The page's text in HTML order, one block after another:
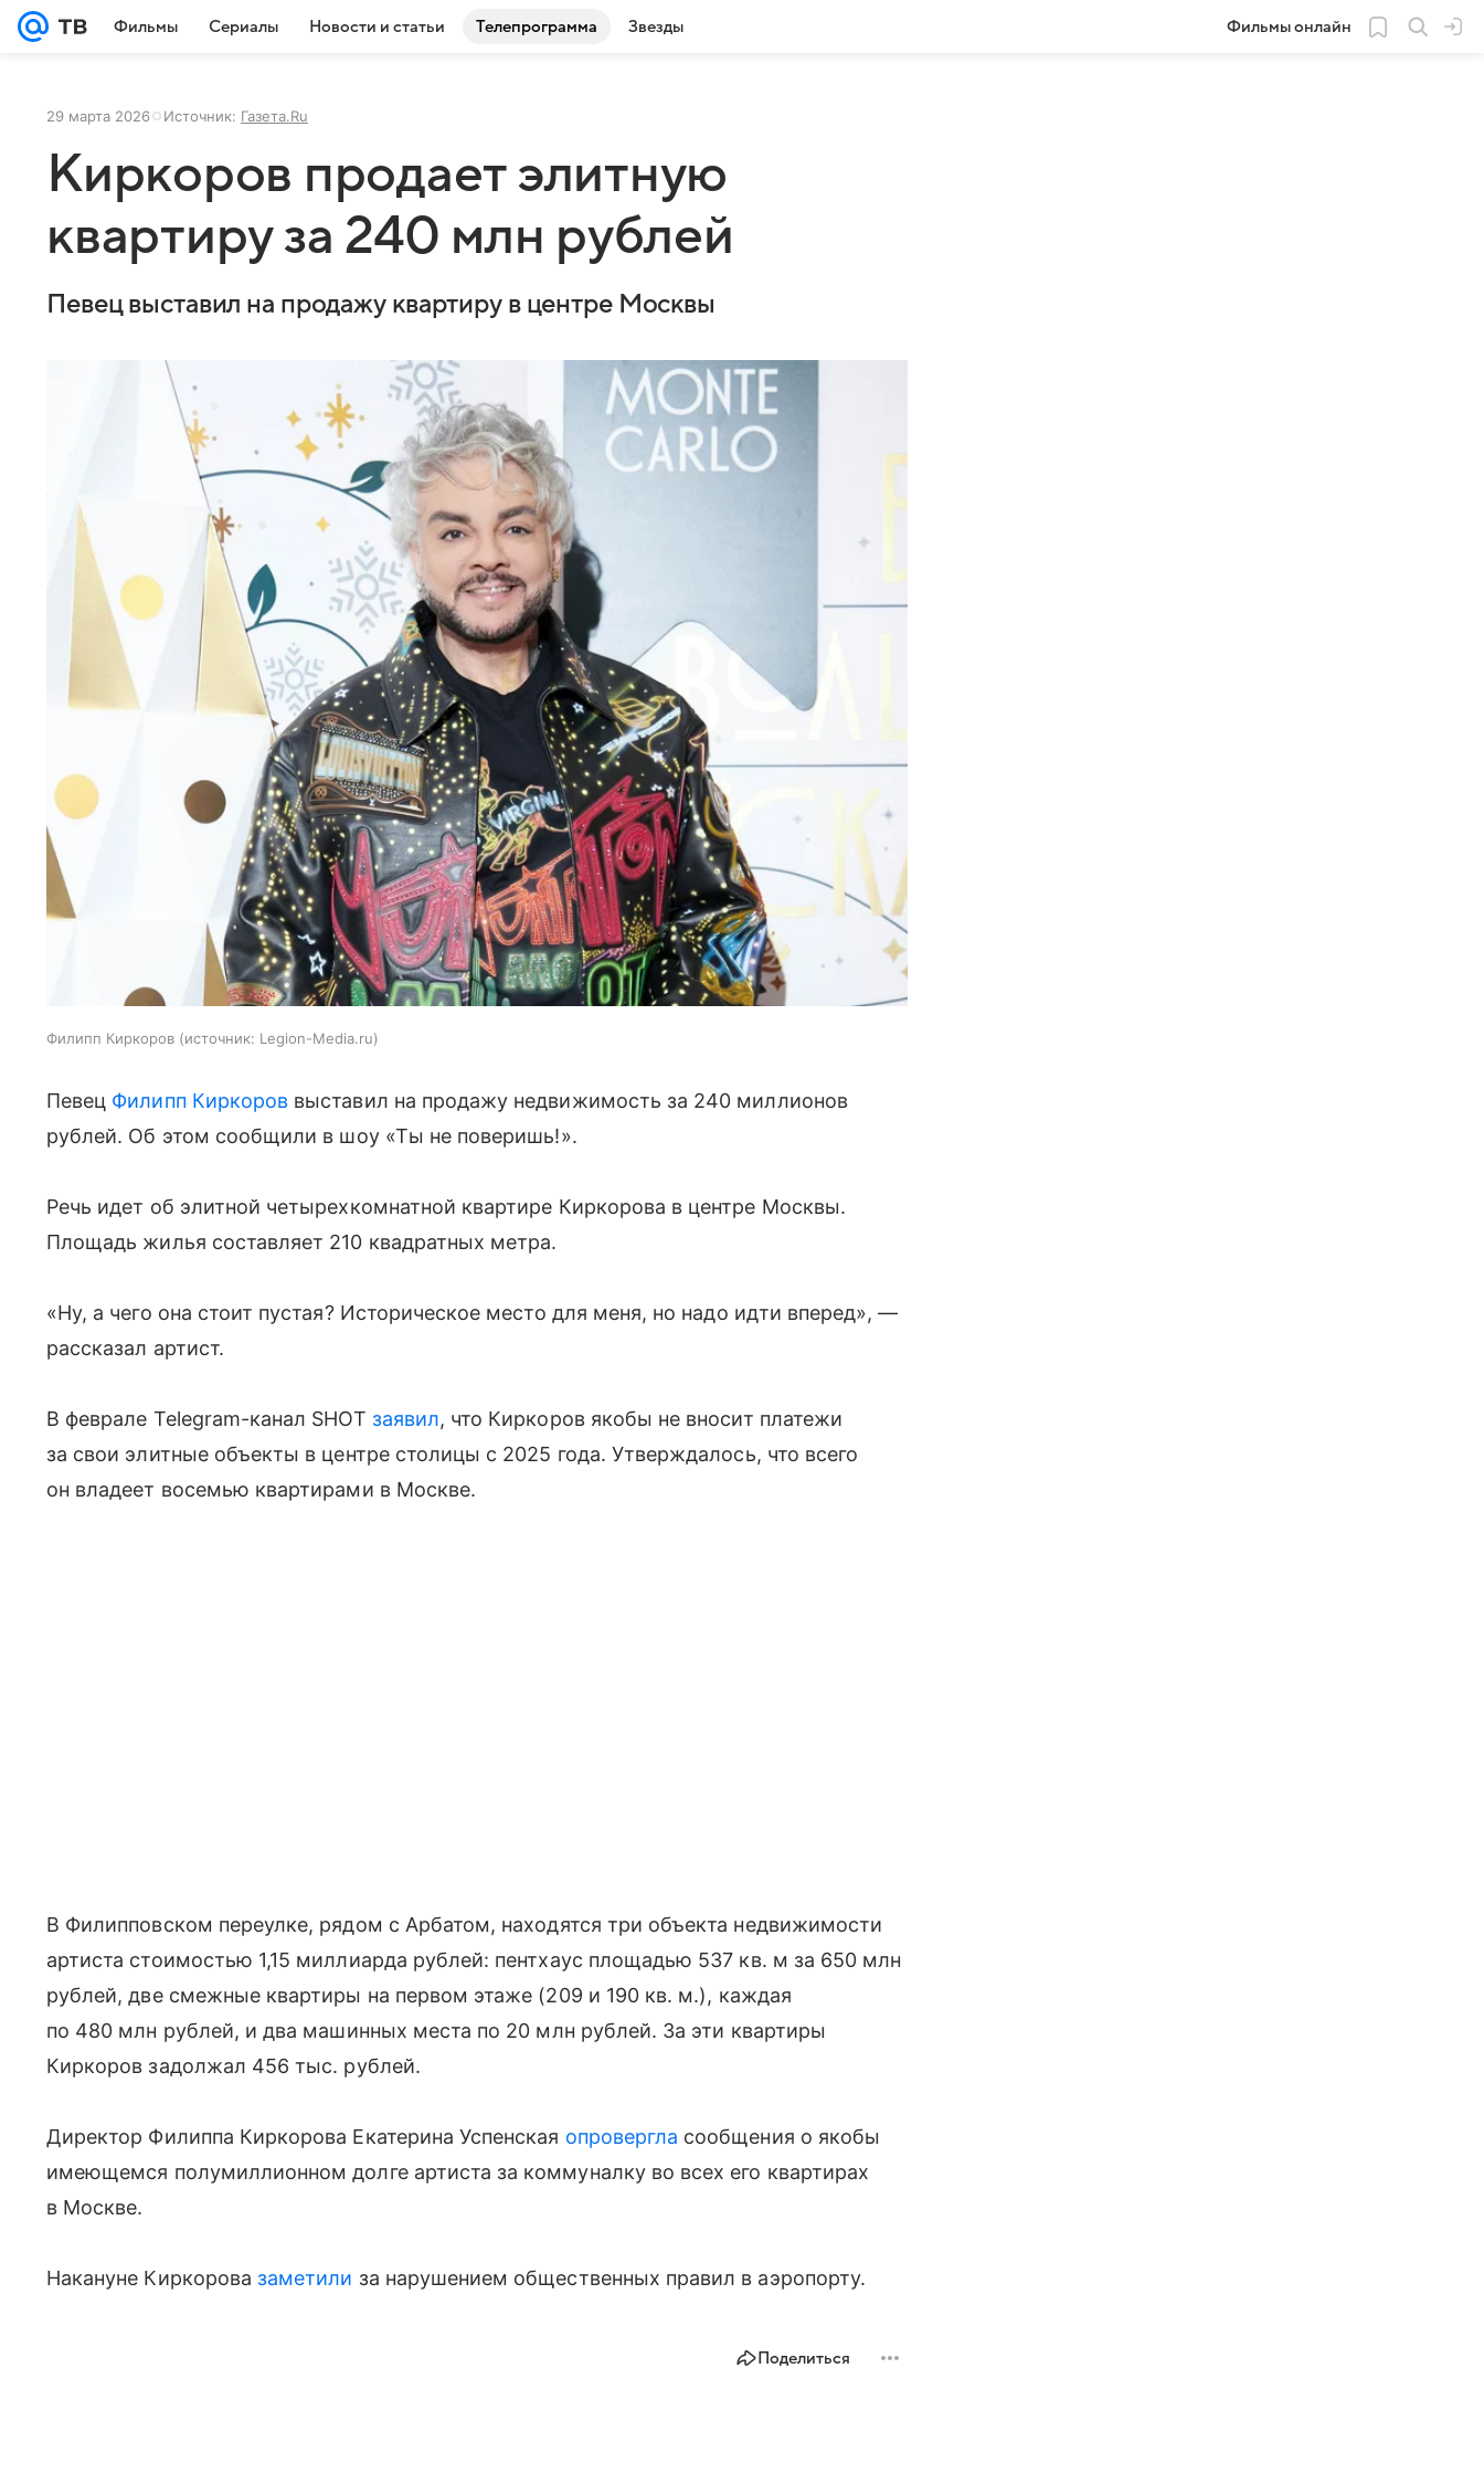
Фильмы Сериалы Новости и статьи Телепрограмма Звезды Фильмы онлайн
29 марта 2026 Источник: Газета.Ru
Киркоров продает элитную
квартиру за 240 млн рублей
Певец выставил на продажу квартиру в центре Москвы
Филипп Киркоров источник: Legion-Media.ru
Певец Филипп Киркоров выставил на продажу недвижимость за 240 миллионов
рублей. Об этом сообщили в шоу «Ты не поверишь!».
Речь идет об элитной четырехкомнатной квартире Киркорова в центре Москвы.
Площадь жилья составляет 210 квадратных метра.
«Ну, а чего она стоит пустая? Историческое место для меня, но надо идти вперед», —
рассказал артист.
В феврале Telegram-канал SHOT заявил, что Киркоров якобы не вносит платежи
за свои элитные объекты в центре столицы с 2025 года. Утверждалось, что всего
он владеет восемью квартирами в Москве.
В Филипповском переулке, рядом с Арбатом, находятся три объекта недвижимости
артиста стоимостью 1,15 миллиарда рублей: пентхаус площадью 537 кв. м за 650 млн
рублей, две смежные квартиры на первом этаже (209 и 190 кв. м.), каждая
по 480 млн рублей, и два машинных места по 20 млн рублей. За эти квартиры
Киркоров задолжал 456 тыс. рублей.
Директор Филиппа Киркорова Екатерина Успенская опровергла сообщения о якобы
имеющемся полумиллионном долге артиста за коммуналку во всех его квартирах
в Москве.
Накануне Киркорова заметили за нарушением общественных правил в аэропорту.
Поделиться